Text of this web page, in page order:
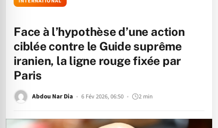
Face à l’hypothèse d’une action
ciblée contre le Guide suprême
iranien, la ligne rouge fixée par
Paris
Abdou Nar Dia 6 Fév 2026, 06:50 2 min